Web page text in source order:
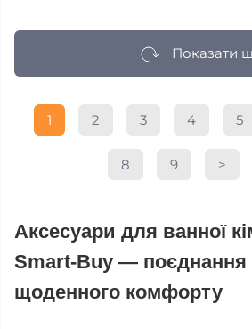
Показати
1 2 3 4 5
8 9 >
Аксесуари для ванної
Smart-Buy — поєднання
щоденного комфорту